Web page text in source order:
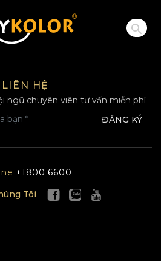
LIÊN HỆ
ngũ chuyên viên tư vấn miễn phí
ĐĂNG KÝ
+1800 6600
Tôi